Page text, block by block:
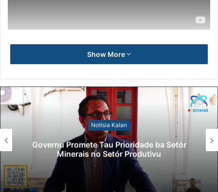
Show More
Notísia Kalan
Lei Siberseguransa Ajuda Autoridade
Polisiál Kaptura Autór Kriminozu ho
Paradeiru Iha Estranjeiru